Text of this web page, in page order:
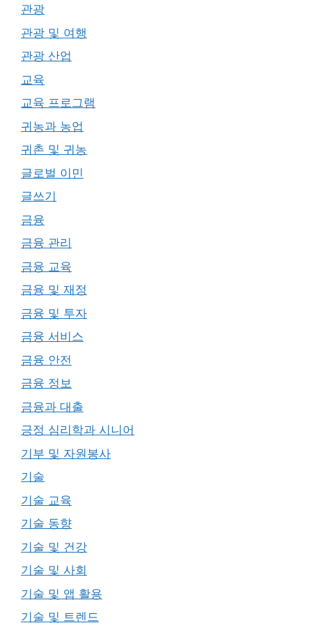
관광
관광 및 여행
관광 산업
교육
교육 프로그램
귀농과 농업
귀촌 및 귀농
글로벌 이민
글쓰기
금융
금융 관리
금융 교육
금융 및 재정
금융 및 투자
금융 서비스
금융 안전
금융 정보
금융과 대출
긍정 심리학과 시니어
기부 및 자원봉사
기술
기술 교육
기술 동향
기술 및 건강
기술 및 사회
기술 및 앱 활용
기술 및 트렌드